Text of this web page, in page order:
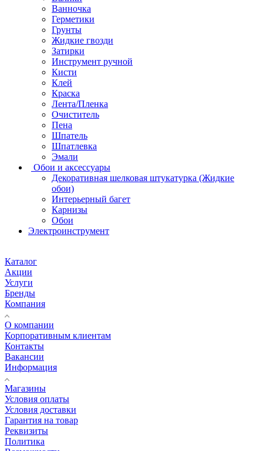
Ванночка
Герметики
Грунты
Жидкие гвозди
Затирки
Инструмент ручной
Кисти
Клей
Краска
Лента/Пленка
Очиститель
Пена
Шпатель
Шпатлевка
Эмали
Обои и аксессуары
Декоративная шелковая штукатурка (Жидкие
обои)
Интерьерный багет
Карнизы
Обои
Электроинструмент
Каталог
Акции
Услуги
Бренды
Компания
О компании
Корпоративным клиентам
Контакты
Вакансии
Информация
Магазины
Условия оплаты
Условия доставки
Гарантия на товар
Реквизиты
Политика